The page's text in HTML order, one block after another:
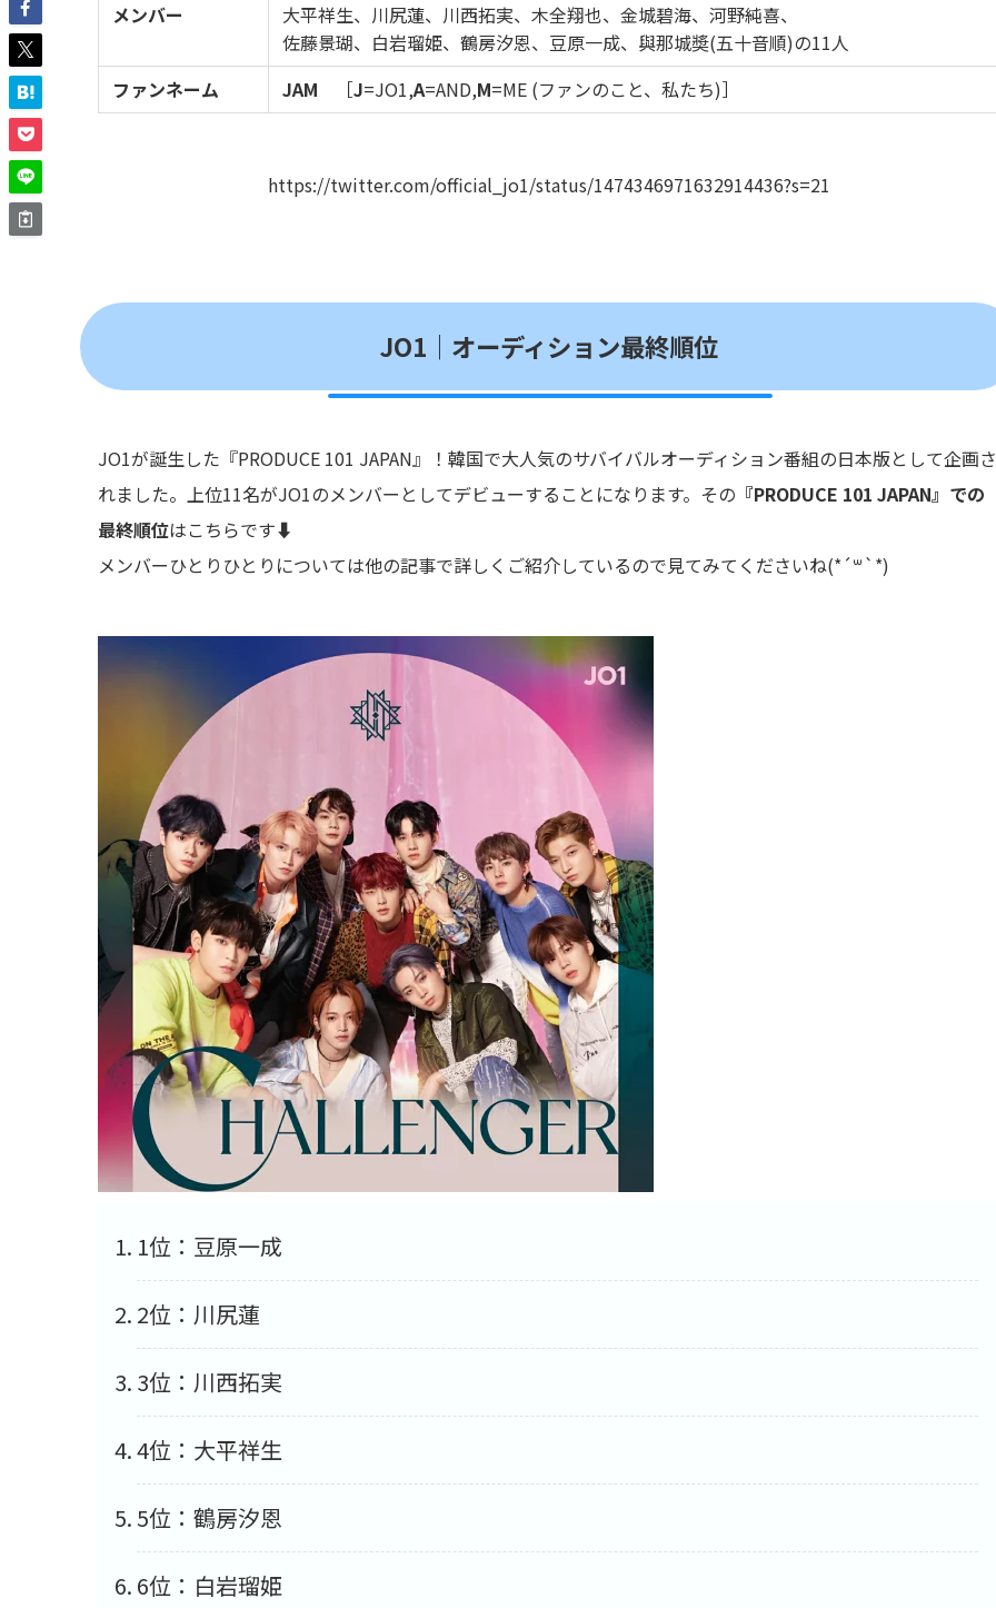
メンバー
大平祥生、川尻蓮、川西拓実、木全翔也、金城碧海、河野純喜、
佐藤景瑚、白岩瑠姫、鶴房汐恩、豆原一成、與那城奬(五十音順)の11人
ファンネーム
JAM ［J=JO1,A=AND,M=ME (ファンのこと、私たち)］
https://twitter.com/official_jo1/status/1474346971632914436?s=21
JO1｜オーディション最終順位
JO1が誕生した『PRODUCE 101 JAPAN』！韓国で大人気のサバイバルオーディション番組の日本版として企画さ
れました。上位11名がJO1のメンバーとしてデビューすることになります。その 『PRODUCE 101 JAPAN』での
最終順位はこちらです⬇︎
メンバーひとりひとりについては他の記事で詳しくご紹介しているので見てみてくださいね(*´꒳`*)
1位：豆原一成
2位：川尻蓮
3位：川西拓実
4位：大平祥生
5位：鶴房汐恩
6位：白岩瑠姫